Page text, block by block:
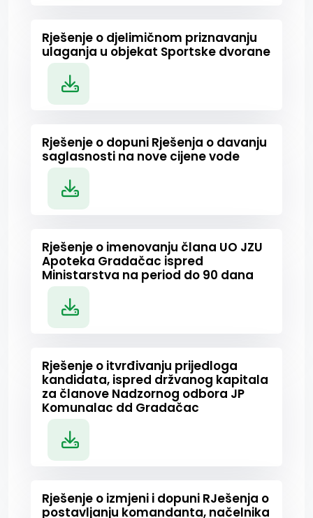
Rješenje o djelimičnom priznavanju
ulaganja u objekat Sportske dvorane
Rješenje o dopuni Rješenja o davanju
saglasnosti na nove cijene vode
Rješenje o imenovanju člana UO JZU
Apoteka Gradačac ispred
Ministarstva na period do 90 dana
Rješenje o itvrđivanju prijedloga
kandidata, ispred držvanog kapitala
za članove Nadzornog odbora JP
Komunalac dd Gradačac
Rješenje o izmjeni i dopuni RJešenja o
postavljanju komandanta, načelnika